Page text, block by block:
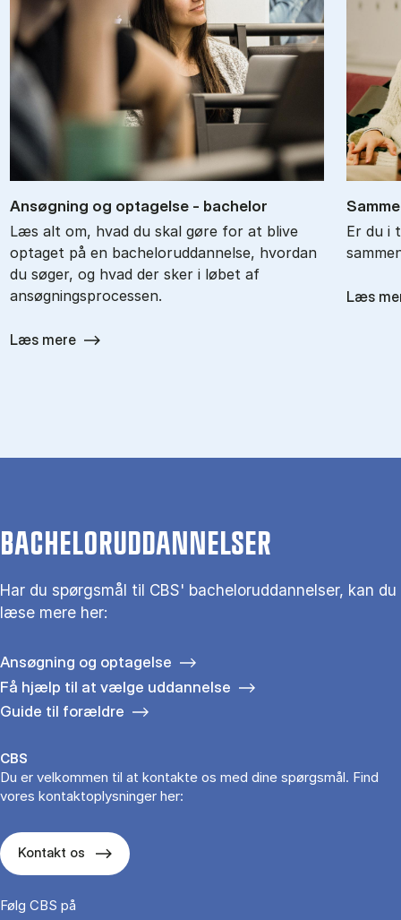
An­søg­ning og op­ta­gel­se - ba­chel­or
Læs alt om, hvad du skal gøre for at blive
optaget på en bacheloruddannelse, hvordan
du søger, og hvad der sker i løbet af
ansøgningsprocessen.
Læs mere
Er du i
Læs
BACHELORUDDANNELSER
Har du spørgsmål til CBS' bacheloruddannelser, kan du
læse mere her:
Ansøgning og optagelse
Få hjælp til at vælge uddannelse
Guide til forældre
CBS
Du er velkommen til at kontakte os med dine spørgsmål. Find
vores kontaktoplysninger her:
Kontakt os
Følg CBS på